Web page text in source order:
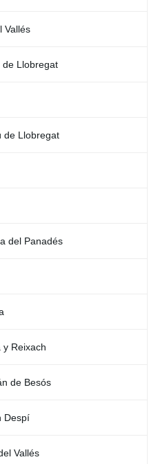
Vallés
de Llobregat
de Llobregat
del Panadés
y Reixach
de Besós
Despí
Vallés